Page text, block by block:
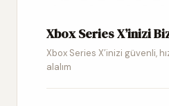
Xbox Series X’inizi
Xbox Series X’inizi güvenli,
alalım